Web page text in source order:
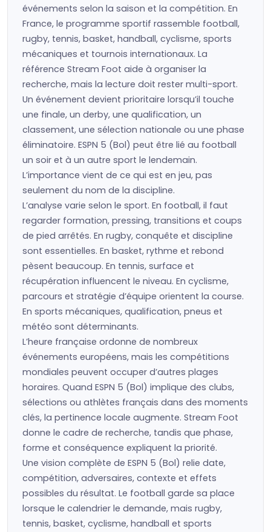
événements selon la saison et la compétition. En
France, le programme sportif rassemble football,
rugby, tennis, basket, handball, cyclisme, sports
mécaniques et tournois internationaux. La
référence Stream Foot aide à organiser la
recherche, mais la lecture doit rester multi-sport.
Un événement devient prioritaire lorsqu’il touche
une finale, un derby, une qualification, un
classement, une sélection nationale ou une phase
éliminatoire. ESPN 5 (Bol) peut être lié au football
un soir et à un autre sport le lendemain.
L’importance vient de ce qui est en jeu, pas
seulement du nom de la discipline.
L’analyse varie selon le sport. En football, il faut
regarder formation, pressing, transitions et coups
de pied arrêtés. En rugby, conquête et discipline
sont essentielles. En basket, rythme et rebond
pèsent beaucoup. En tennis, surface et
récupération influencent le niveau. En cyclisme,
parcours et stratégie d’équipe orientent la course.
En sports mécaniques, qualification, pneus et
météo sont déterminants.
L’heure française ordonne de nombreux
événements européens, mais les compétitions
mondiales peuvent occuper d’autres plages
horaires. Quand ESPN 5 (Bol) implique des clubs,
sélections ou athlètes français dans des moments
clés, la pertinence locale augmente. Stream Foot
donne le cadre de recherche, tandis que phase,
forme et conséquence expliquent la priorité.
Une vision complète de ESPN 5 (Bol) relie date,
compétition, adversaires, contexte et effets
possibles du résultat. Le football garde sa place
lorsque le calendrier le demande, mais rugby,
tennis, basket, cyclisme, handball et sports